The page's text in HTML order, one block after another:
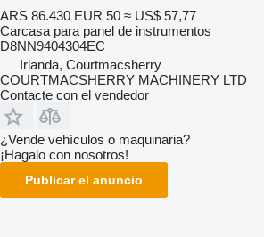
ARS 86.430 EUR 50 ≈ US$ 57,77
Carcasa para panel de instrumentos
D8NN9404304EC
Irlanda, Courtmacsherry
COURTMACSHERRY MACHINERY LTD
Contacte con el vendedor
¿Vende vehículos o maquinaria?
¡Hagalo con nosotros!
Publicar el anuncio